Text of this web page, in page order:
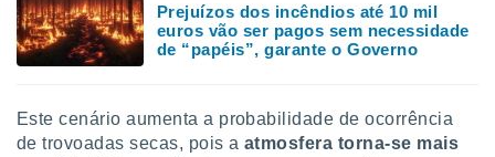
Prejuízos dos incêndios até 10 mil
euros vão ser pagos sem necessidade
de “papéis”, garante o Governo
Este cenário aumenta a probabilidade de ocorrência
de trovoadas secas, pois a atmosfera torna-se mais